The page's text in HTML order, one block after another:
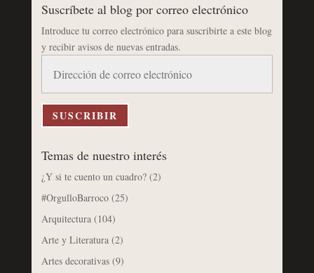
Suscríbete al blog por correo electrónico
Introduce tu correo electrónico para suscribirte a este blog
y recibir avisos de nuevas entradas.
correo
electrónico
SUSCRIBIR
Temas de nuestro interés
¿Y si te cuento un cuadro?(2)
#OrgulloBarroco(25)
Arquitectura(104)
Arte y Literatura(2)
Artes decorativas(9)